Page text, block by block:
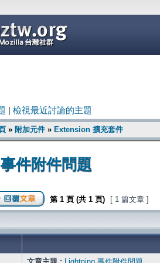
檢視最近討論的主題
» 附加元件 » Extension 擴充套件
件附件問題
第 1 頁 (共 1 頁) [ 1 篇文章 ]